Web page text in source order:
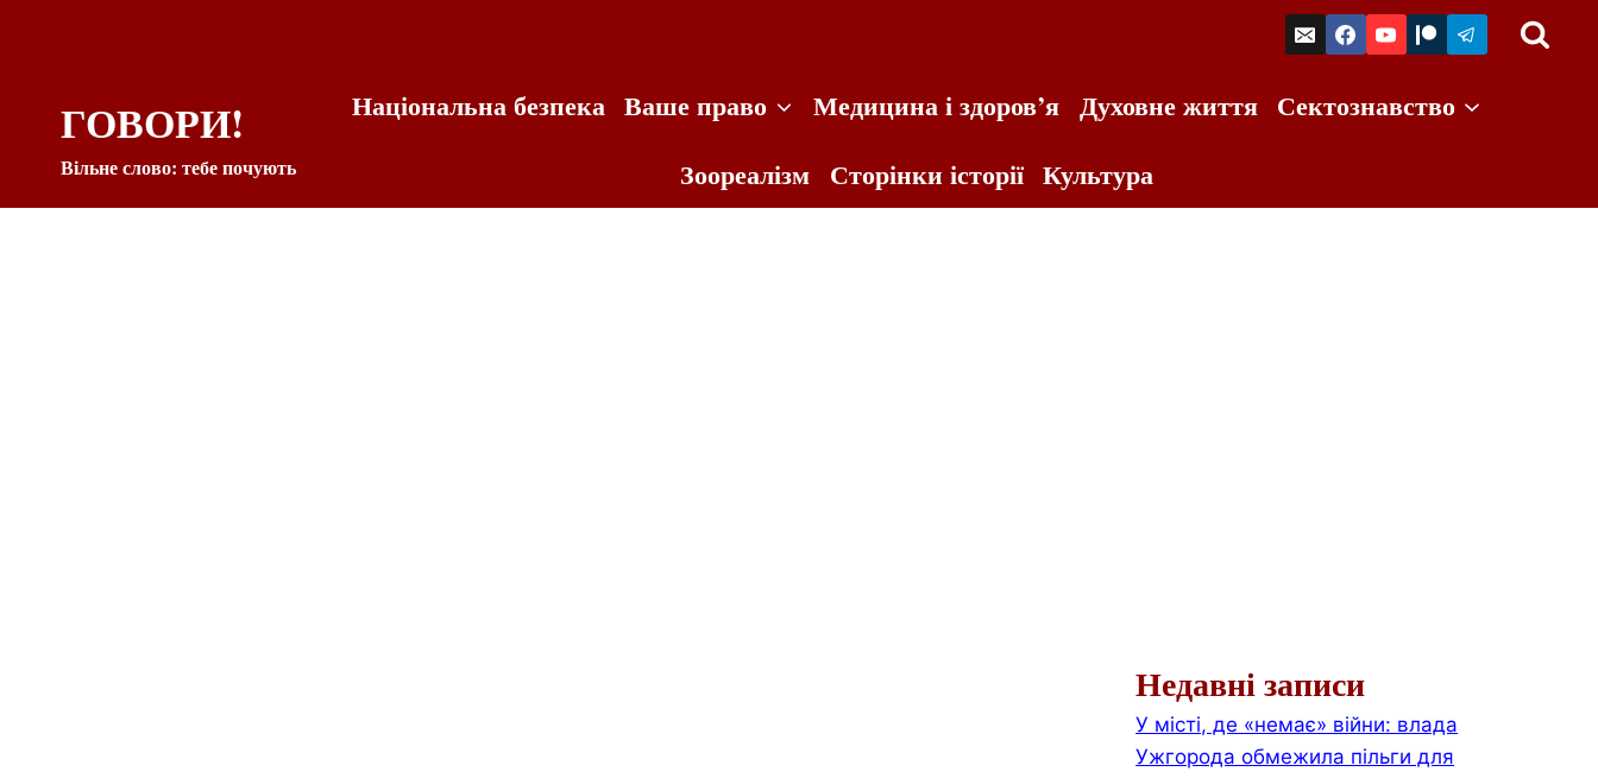
ГОВОРИ!
Вільне слово: тебе почують
Національна безпека Ваше право Медицина і здоров’я Духовне життя Сектознавство
Зоореалізм Сторінки історії Культура
Недавні записи
У місті, де «немає» війни: влада
Ужгорода обмежила пільги для